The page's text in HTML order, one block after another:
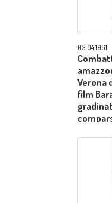
03.04.1961
Verona
film